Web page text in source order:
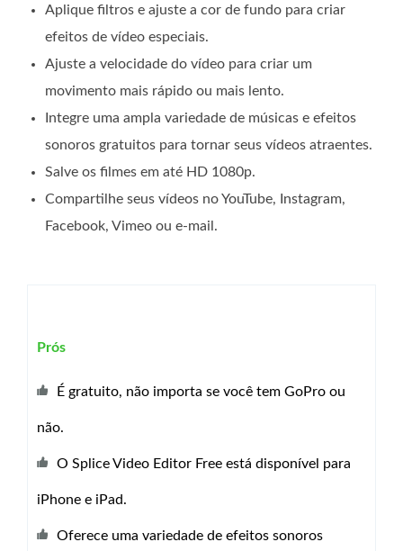
Aplique filtros e ajuste a cor de fundo para criar
efeitos de vídeo especiais.
Ajuste a velocidade do vídeo para criar um
movimento mais rápido ou mais lento.
Integre uma ampla variedade de músicas e efeitos
sonoros gratuitos para tornar seus vídeos atraentes.
Salve os filmes em até HD 1080p.
Compartilhe seus vídeos no YouTube, Instagram,
Facebook, Vimeo ou e-mail.
Prós
É gratuito, não importa se você tem GoPro ou
não.
O Splice Video Editor Free está disponível para
iPhone e iPad.
Oferece uma variedade de efeitos sonoros